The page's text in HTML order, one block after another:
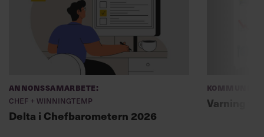
Annonssamarbete:
Chef + Winningtemp
Delta i Chefbarometern 2026
Varning